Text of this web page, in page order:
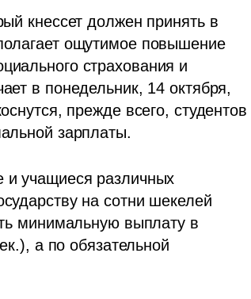
кнессет должен принять в
ощутимое повышение
страхования и
прежде всего, студентов
зарплаты.
и учащиеся различных
на сотни шекелей
минимальную выплату в
а по обязательной